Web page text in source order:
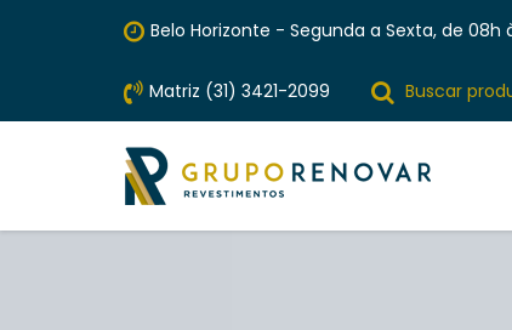
Belo Horizonte - Segunda a Sexta, de 08h
Matriz (31) 3421-2099 Buscar